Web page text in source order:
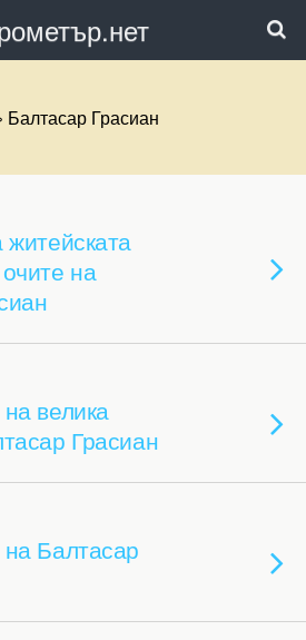
Балтасар Грасиан
житейската
на
велика
Грасиан
Балтасар